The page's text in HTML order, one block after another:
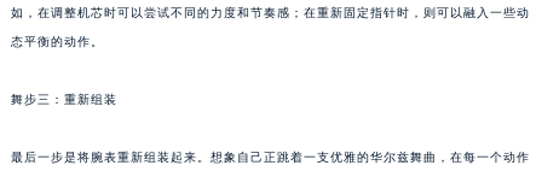
如，在调整机芯时可以尝试不同的力度和节奏感；在重新固定指针时，则可以融入一些动
态平衡的动作。
舞步三：重新组装
最后一步是将腕表重新组装起来。想象自己正跳着一支优雅的华尔兹舞曲，在每一个动作